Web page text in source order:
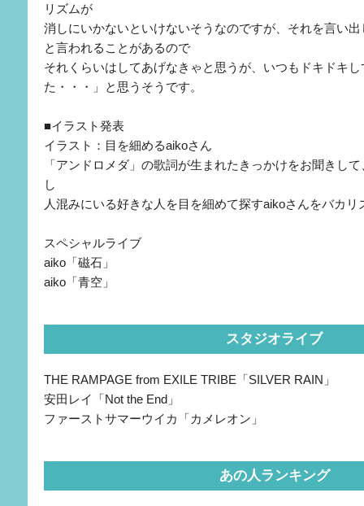
リズムが
消しにいかないといけないそうなのですが、それを言い
と言われることがあるので
それくらいはしてあげなきゃと思うが、いつもドキドキ
た・・・」と思うそうです。
■イラスト発表
イラスト：目を細めるaikoさん
「アンドロメダ」の歌詞が生まれたきっかけをお聞きし
し
人混みにいる好きな人を目を細めて探すaikoさんをバカリ
スペシャルライブ
aiko「磁石」
aiko「青空」
スタジオライブ
THE RAMPAGE from EXILE TRIBE「SILVER RAIN」
安田レイ「Not the End」
ファーストサマーウイカ「カメレオン」
あの人ランキング